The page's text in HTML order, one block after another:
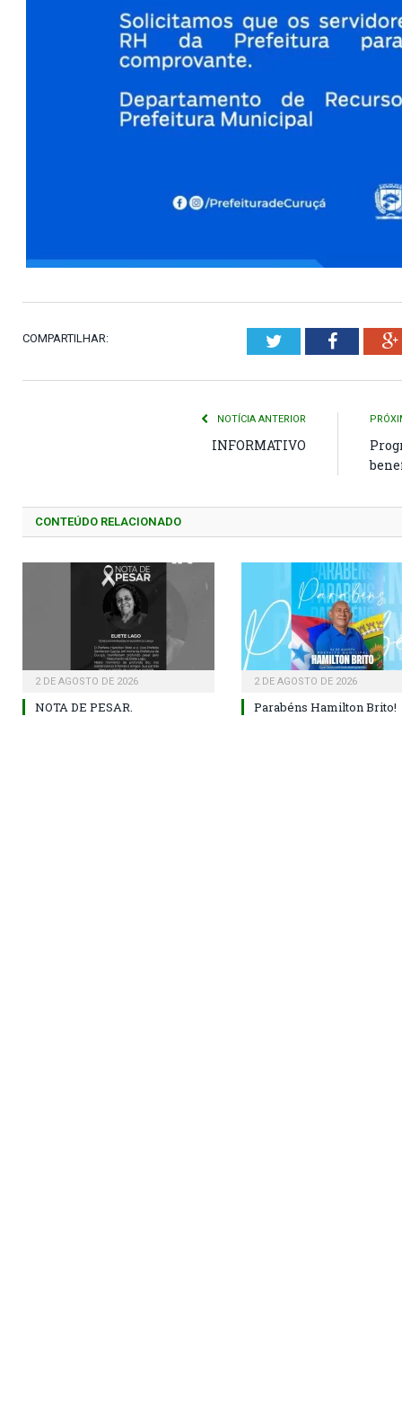
COMPARTILHAR: Twitter
NOTÍCIA ANTERIOR
INFORMATIVO
CONTEÚDO RELACIONADO
2 DE AGOSTO DE 2026
NOTA DE PESAR.
2 DE AGOSTO DE 2026
Parabéns Hamilton Brito!